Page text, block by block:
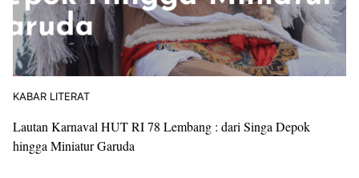
KABAR LITERAT
Lautan Karnaval HUT RI 78 Lembang : dari Singa Depok
hingga Miniatur Garuda